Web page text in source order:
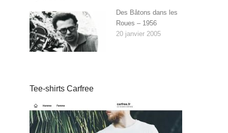
Des Bâtons dans les
Roues – 1956
20 janvier 2005
Tee-shirts Carfree